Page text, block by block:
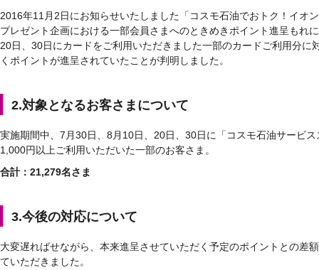
2016年11月2日にお知らせいたしました「コスモ石油でおトク！イオ
プレゼント企画における一部会員さまへのときめきポイント進呈もれ
20日、30日にカードをご利用いただきました一部のカードご利用分に
くポイントが進呈されていたことが判明しました。
2.対象となるお客さまについて
実施期間中、7月30日、8月10日、20日、30日に「コスモ石油サービ
1,000円以上ご利用いただいた一部のお客さま。
合計：21,279名さま
3.今後の対応について
大変遅ればせながら、本来進呈させていただく予定のポイントとの差
ていただきました。